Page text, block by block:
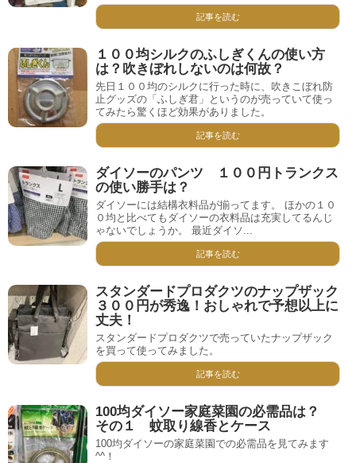
記事を読む
１００均シルクのふしぎくんの使い方
は？吹きぼれしないのは何故？
先日１００均のシルクに行った時に、吹きこぼれ防
止グッズの「ふしぎ君」というのが売っていて使っ
てみたら驚くほど効果がありました。
記事を読む
ダイソーのパンツ １００円トランクス
の使い勝手は？
ダイソーには結構衣料品が揃ってます。 ほかの１０
０均と比べてもダイソーの衣料品は充実してるんじ
ゃないでしょうか。 最近ダイソ...
記事を読む
スタンダードプロダクツのナップザック
３００円が秀逸！おしゃれで予想以上に
丈夫！
スタンダードプロダクツで売っていたナップザック
を買って使ってみました。
記事を読む
100均ダイソー家庭菜園の必需品は？
その１ 蚊取り線香とケース
100均ダイソーの家庭菜園での必需品を見てみます
^^！